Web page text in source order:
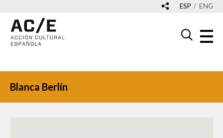
ESP ENG
Blanca Berlín